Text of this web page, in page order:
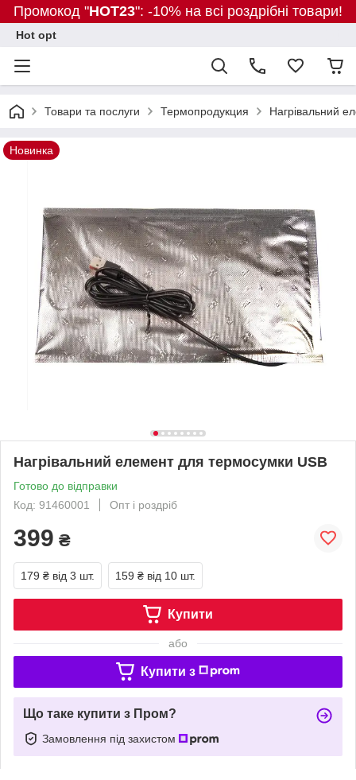
Промокод "HOT23": -10% на всі роздрібні товари!
Hot opt
Товари та послуги Термопродукция Нагрівальний
Новинка
Нагрівальний елемент для термосумки USB
Готово до відправки
Код: 91460001
Опт і роздріб
399 ₴
179 ₴ від 3 шт. 159 ₴ від 10 шт.
Купити
або
Купити з
Що таке купити з Пром?
Замовлення під захистом